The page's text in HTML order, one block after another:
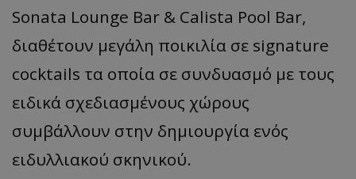
Sonata Lounge Bar & Calista Poοl Bar,
διαθέτουν μεγάλη ποικιλία σε signature
cocktails τα οποία σε συνδυασμό με τους
ειδικά σχεδιασμένους χώρους
συμβάλλουν στην δημιουργία ενός
ειδυλλιακού σκηνικού.